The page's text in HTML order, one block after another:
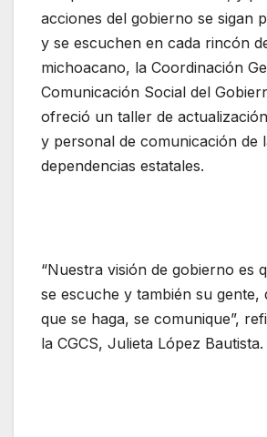
acciones del gobierno se sigan
y se escuchen en cada rincón
michoacano, la Coordinación
Comunicación Social del
ofreció un taller de
y personal de comunicación de
dependencias estatales.
“Nuestra visión de gobierno es
se escuche y también su gente,
que se haga, se comunique”,
la CGCS, Julieta López Bautista.